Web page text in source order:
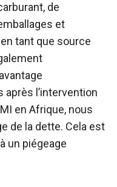
de
et
tant que source
après l’intervention
en Afrique, nous
de la dette. Cela est
un piégeage